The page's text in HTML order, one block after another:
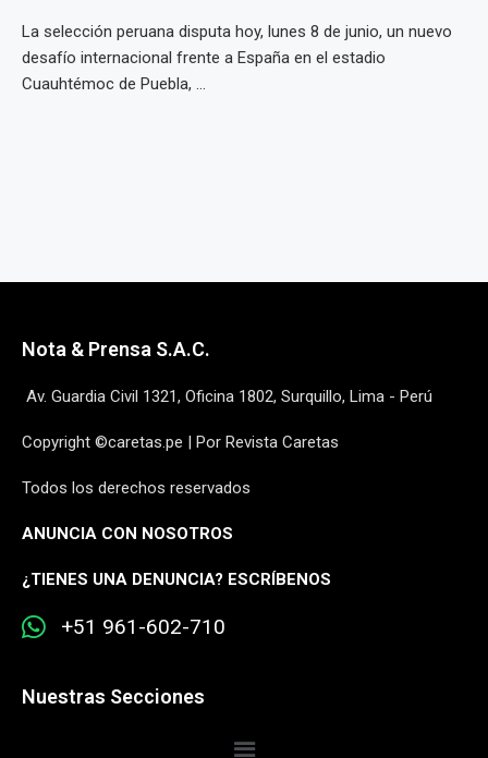
La selección peruana disputa hoy, lunes 8 de junio, un nuevo
desafío internacional frente a España en el estadio
Cuauhtémoc de Puebla, ...
Nota & Prensa S.A.C.
Av. Guardia Civil 1321, Oficina 1802, Surquillo, Lima - Perú
Copyright ©caretas.pe | Por Revista Caretas
Todos los derechos reservados
ANUNCIA CON NOSOTROS
¿TIENES UNA DENUNCIA? ESCRÍBENOS
+51 961-602-710
Nuestras Secciones